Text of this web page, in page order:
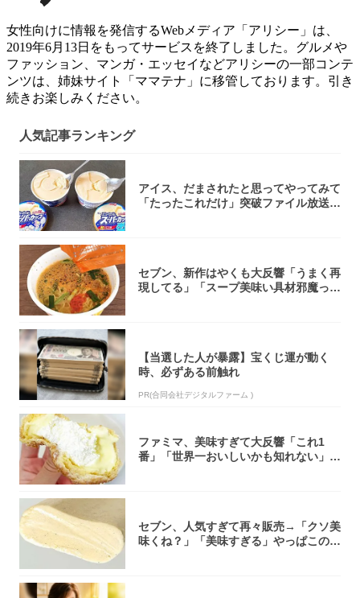
女性向けに情報を発信するWebメディア「アリシー」は、
2019年6月13日をもってサービスを終了しました。グルメや
ファッション、マンガ・エッセイなどアリシーの一部コンテ
ンツは、姉妹サイト「ママテナ」に移管しております。引き
続きお楽しみください。
人気記事ランキング
アイス、だまされたと思ってやってみて
「たったこれだけ」突破ファイル放送で
セブン、新作はやくも大反響「うまく再
現してる」「スープ美味い具材邪魔って
【当選した人が暴露】宝くじ運が動く
時、必ずある前触れ
PR(合同会社デジタルファーム )
ファミマ、美味すぎて大反響「これ1
番」「世界一おいしいかも知れない」
セブン、人気すぎて再々販売→「クソ美
味くね？」「美味すぎる」やっぱこのク